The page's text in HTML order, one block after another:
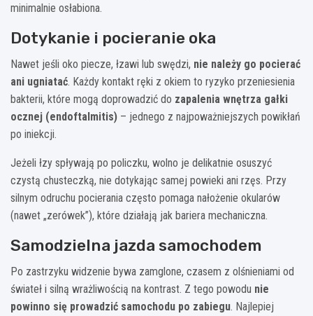
minimalnie osłabiona.
Dotykanie i pocieranie oka
Nawet jeśli oko piecze, łzawi lub swędzi, nie należy go pocierać
ani ugniatać. Każdy kontakt ręki z okiem to ryzyko przeniesienia
bakterii, które mogą doprowadzić do zapalenia wnętrza gałki
ocznej (endoftalmitis) – jednego z najpoważniejszych powikłań
po iniekcji.
Jeżeli łzy spływają po policzku, wolno je delikatnie osuszyć
czystą chusteczką, nie dotykając samej powieki ani rzęs. Przy
silnym odruchu pocierania często pomaga nałożenie okularów
(nawet „zerówek”), które działają jak bariera mechaniczna.
Samodzielna jazda samochodem
Po zastrzyku widzenie bywa zamglone, czasem z olśnieniami od
świateł i silną wrażliwością na kontrast. Z tego powodu nie
powinno się prowadzić samochodu po zabiegu. Najlepiej